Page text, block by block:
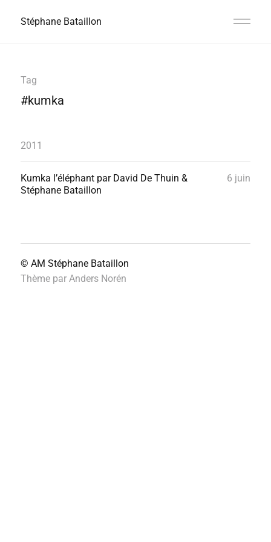
Stéphane Bataillon
Tag
#kumka
2011
Kumka l’éléphant par David De Thuin &
Stéphane Bataillon
6 juin
© AM Stéphane Bataillon
Thème par Anders Norén